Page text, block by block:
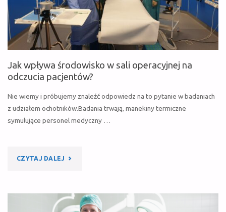
CHRONIĆ
PRZED
WYCHŁODZENIEM
OPERACJI"
Jak wpływa środowisko w sali operacyjnej na
odczucia pacjentów?
Nie wiemy i próbujemy znaleźć odpowiedz na to pytanie w badaniach
z udziałem ochotników.Badania trwają, manekiny termiczne
symulujące personel medyczny …
CZYTAJ DALEJ "JAK
ŚRODOWISKO